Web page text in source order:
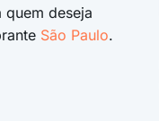
deseja
São Paulo.